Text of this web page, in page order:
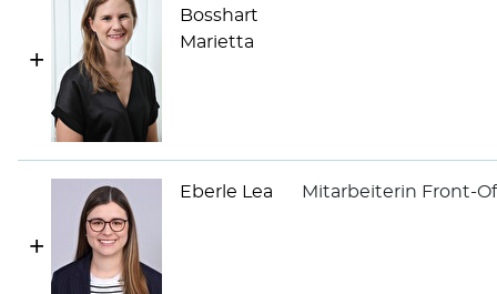
Bosshart
Marietta
Eberle Lea Mitarbeiterin Front-